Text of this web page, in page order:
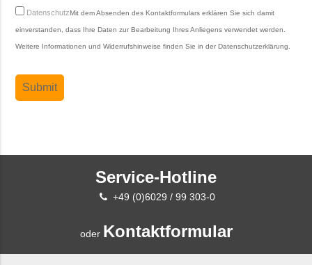
DatenschutzMit dem Absenden des Kontaktformulars erklären Sie sich damit
einverstanden, dass Ihre Daten zur Bearbeitung Ihres Anliegens verwendet werden.
Weitere Informationen und Widerrufshinweise finden Sie in derDatenschutzerklärung
Service-Hotline
+49 (0)6029 / 99 303-0
oder Kontaktformular